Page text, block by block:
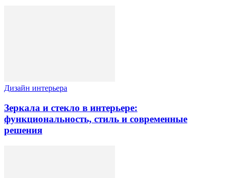
Дизайн интерьера
Зеркала и стекло в интерьере:
функциональность, стиль и современные
решения